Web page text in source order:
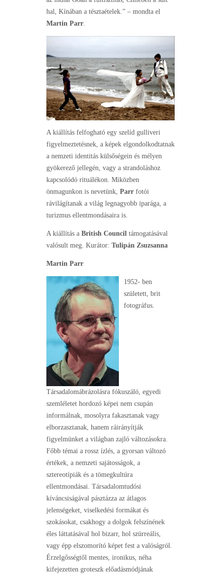
hal, Kínában a tésztaételek.” – mondta el
Martin Parr.
A kiállítás felfogható egy szelíd gulliveri
figyelmeztetésnek, a képek elgondolkodtatnak
a nemzeti identitás külsőségein és mélyen
gyökerező jellegén, vagy a strandoláshoz
kapcsolódó rituálékon. Miközben
önmagunkon is nevetünk, Parr fotói
rávilágítanak a világ legnagyobb iparága, a
turizmus ellentmondásaira is.
A kiállítás a British Council támogatásával
valósult meg. Kurátor: Tulipán Zsuzsanna
Martin Parr
1952- ben
született, brit
fotográfus.
Társadalomábrázolásra fókuszáló, egyedi
szemléletet hordozó képei nem csupán
informálnak, mosolyra fakasztanak vagy
elborzasztanak, hanem ráirányítják
figyelmünket a világban zajló változásokra.
Főbb témai a rossz ízlés, a gyorsan változó
értékek, a nemzeti sajátosságok, a
sztereotípiák és a tömegkultúra
ellentmondásai. Társadalomtudósi
kíváncsiságával pásztázza az átlagos
jelenségeket, viselkedési formákat és
szokásokat, csakhogy a dolgok felszínének
éles láttatásával hol bizarr, hol szürreális,
vagy épp elszomorító képet fest a valóságról.
Érzelgősségtől mentes, ironikus, néha
kifejezetten groteszk előadásmódjának